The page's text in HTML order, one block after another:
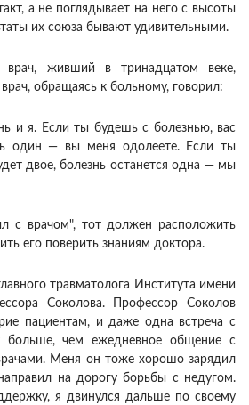
а не поглядывает на него с высоты
их союза бывают удивительными.
врач, живший в тринадцатом веке,
обращаясь к больному, говорил:
и я. Если ты будешь с болезнью, вас
один — вы меня одолеете. Если ты
двое, болезнь останется одна — мы
с врачом", тот должен расположить
его поверить знаниям доктора.
травматолога Института имени
Соколова. Профессор Соколов
пациентам, и даже одна встреча с
больше, чем ежедневное общение с
Меня он тоже хорошо зарядил
на дорогу борьбы с недугом.
я двинулся дальше по своему